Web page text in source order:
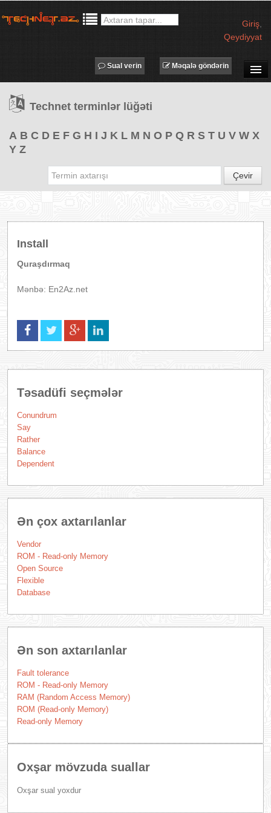
Giriş
Qeydiyyat
TƏDBİRLƏR
PROQRAMLAR
Məqalə göndərin
Sual verin
Technet terminlər lüğəti
A B C D E F G H I J K L M N O P Q R S T U V W X
Y Z
Çevir
Install
Quraşdırmaq
Mənbə: En2Az.net
Təsadüfi seçmələr
Conundrum
Say
Rather
Balance
Dependent
Ən çox axtarılanlar
Vendor
ROM - Read-only Memory
Open Source
Flexible
Database
Ən son axtarılanlar
Fault tolerance
ROM - Read-only Memory
RAM (Random Access Memory)
ROM (Read-only Memory)
Read-only Memory
Oxşar mövzuda suallar
Oxşar sual yoxdur